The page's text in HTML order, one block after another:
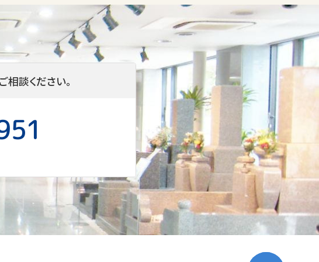
ている場合、または法令等に特別の定めがある
き、お客様の個人情報を利用または第三者に提
について
セス、紛失、破壊、改ざん等のリスクに対して適
の保護に努めます。また、ご提供いただいた個
ては、お客様ご本人より直接以下の窓口にお申
範を遵守し、それらを遂行するために継続的改
相談ください。